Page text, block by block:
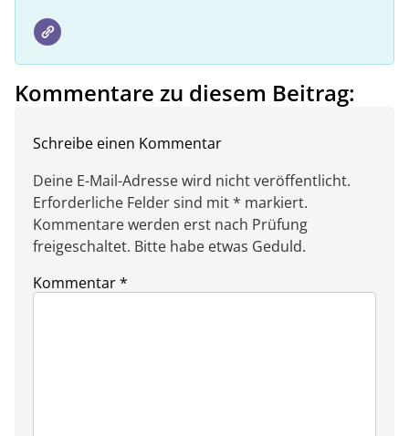
Kommentare zu diesem Beitrag:
Schreibe einen Kommentar
Deine E-Mail-Adresse wird nicht veröffentlicht.
Erforderliche Felder sind mit * markiert.
Kommentare werden erst nach Prüfung
freigeschaltet. Bitte habe etwas Geduld.
Kommentar*